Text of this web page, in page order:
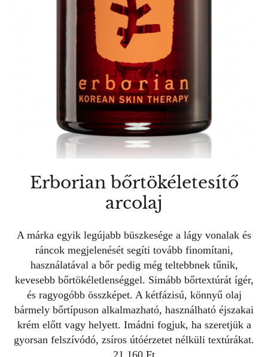
Erborian bőrtökéletesítő
arcolaj
A márka egyik legújabb büszkesége a lágy vonalak és
ráncok megjelenését segíti tovább finomítani,
használatával a bőr pedig még teltebbnek tűnik,
kevesebb bőrtökéletlenséggel. Simább bőrtextúrát ígér,
és ragyogóbb összképet. A kétfázisú, könnyű olaj
bármely bőrtípuson alkalmazható, használható éjszakai
krém előtt vagy helyett. Imádni fogjuk, ha szeretjük a
gyorsan felszívódó, zsíros útóérzetet nélküli textúrákat.
21 160 Ft